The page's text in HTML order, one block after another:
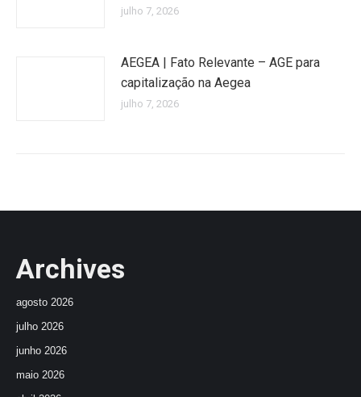
julho 7, 2026
AEGEA | Fato Relevante – AGE para
capitalização na Aegea
julho 7, 2026
Archives
agosto 2026
julho 2026
junho 2026
maio 2026